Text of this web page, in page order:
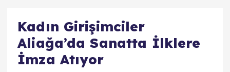
Kadın Girişimciler
Aliağa’da Sanatta İlklere
İmza Atıyor